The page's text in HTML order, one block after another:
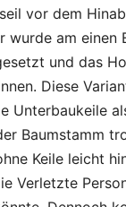
vor dem
wurde am einen
und das
Diese
Unterbaukeile
Baumstamm
Keile leicht
Verletzte